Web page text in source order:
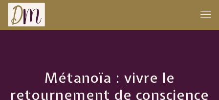
Métanoïa : vivre le
retournement de conscience